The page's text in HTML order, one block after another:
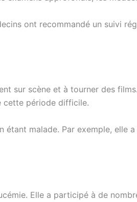
ont recommandé un suivi
sur scène et à tourner des
cette période difficile.
malade. Par exemple, elle
Elle a participé à de